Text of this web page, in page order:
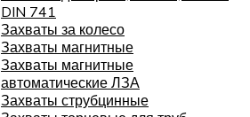
DIN 741
Захваты за колесо
Захваты магнитные
Захваты магнитные
автоматические ЛЗА
Захваты струбцинные